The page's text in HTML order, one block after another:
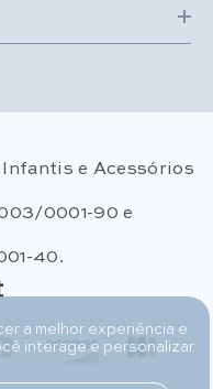
e Acessórios
0001-90 e
40.
de pagamento
a melhor experiência e
interage e personalizar